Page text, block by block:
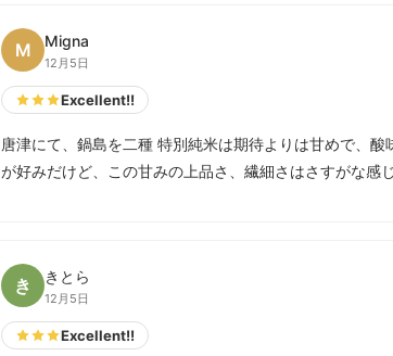
M Migna
12月5日
Excellent!!
唐津にて、鍋島を二種 特別純米は期待よりは甘めで、
が好みだけど、この甘みの上品さ、繊細さはさすがな感じ
き きとら
12月5日
Excellent!!